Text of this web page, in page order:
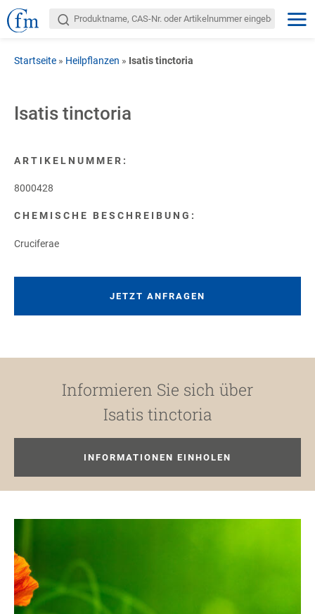
Startseite » Heilpflanzen » Isatis tinctoria
Isatis tinctoria
ARTIKELNUMMER:
8000428
CHEMISCHE BESCHREIBUNG:
Cruciferae
JETZT ANFRAGEN
Informieren Sie sich über
Isatis tinctoria
INFORMATIONEN EINHOLEN